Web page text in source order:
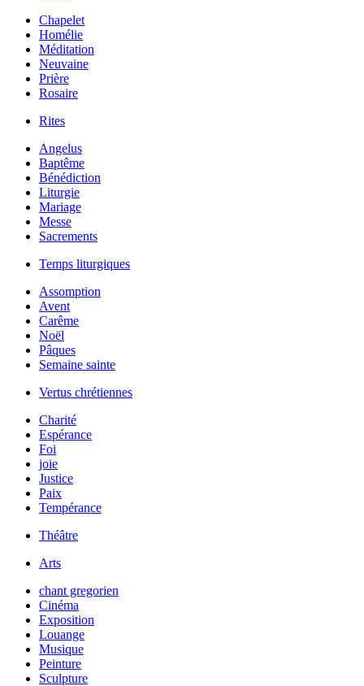
Chapelet
Homélie
Méditation
Neuvaine
Prière
Rosaire
Rites
Angelus
Baptême
Bénédiction
Liturgie
Mariage
Messe
Sacrements
Temps liturgiques
Assomption
Avent
Carême
Noël
Pâques
Semaine sainte
Vertus chrétiennes
Charité
Espérance
Foi
joie
Justice
Paix
Tempérance
Théâtre
Arts
chant gregorien
Cinéma
Exposition
Louange
Musique
Peinture
Sculpture